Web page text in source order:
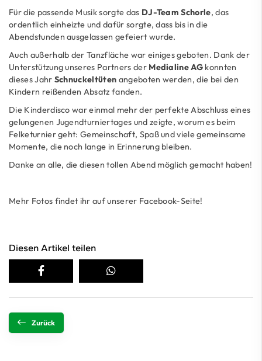
Für die passende Musik sorgte das DJ-Team Schorle, das
ordentlich einheizte und dafür sorgte, dass bis in die
Abendstunden ausgelassen gefeiert wurde.
Auch außerhalb der Tanzfläche war einiges geboten. Dank der
Unterstützung unseres Partners der Medialine AG konnten
dieses Jahr Schnuckeltüten angeboten werden, die bei den
Kindern reißenden Absatz fanden.
Die Kinderdisco war einmal mehr der perfekte Abschluss eines
gelungenen Jugendturniertages und zeigte, worum es beim
Felketurnier geht: Gemeinschaft, Spaß und viele gemeinsame
Momente, die noch lange in Erinnerung bleiben.
Danke an alle, die diesen tollen Abend möglich gemacht haben!
Mehr Fotos findet ihr auf unserer Facebook-Seite!
Diesen Artikel teilen
Zurück